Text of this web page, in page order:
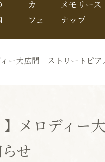
カ
フェ
メモリース
ナップ
ィー大広間 ストリートピ
】メロディ
せ